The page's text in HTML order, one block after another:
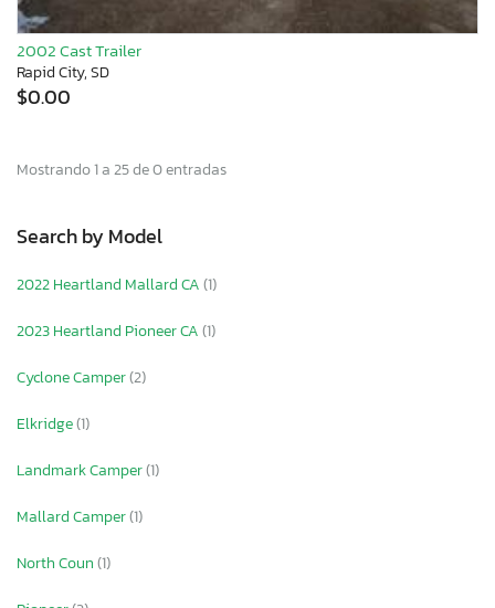
2002 Cast Trailer
Rapid City, SD
$0.00
Mostrando 1 a 25 de 0 entradas
Search by Model
2022 Heartland Mallard CA(1)
2023 Heartland Pioneer CA(1)
Cyclone Camper(2)
Elkridge(1)
Landmark Camper(1)
Mallard Camper(1)
North Coun(1)